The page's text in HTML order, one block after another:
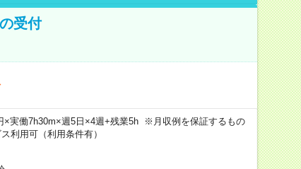
受付
実働7h30m×週5日×4週+残業5h ※月収例を保証するもの
利用可（利用条件有）